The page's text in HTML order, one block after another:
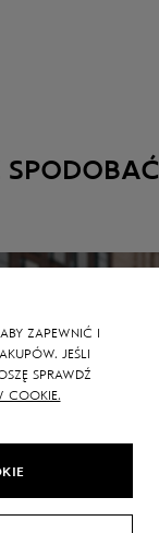
ZAPEWNIĆ I
JEŚLI
SPRAWDŹ
COOKIE.